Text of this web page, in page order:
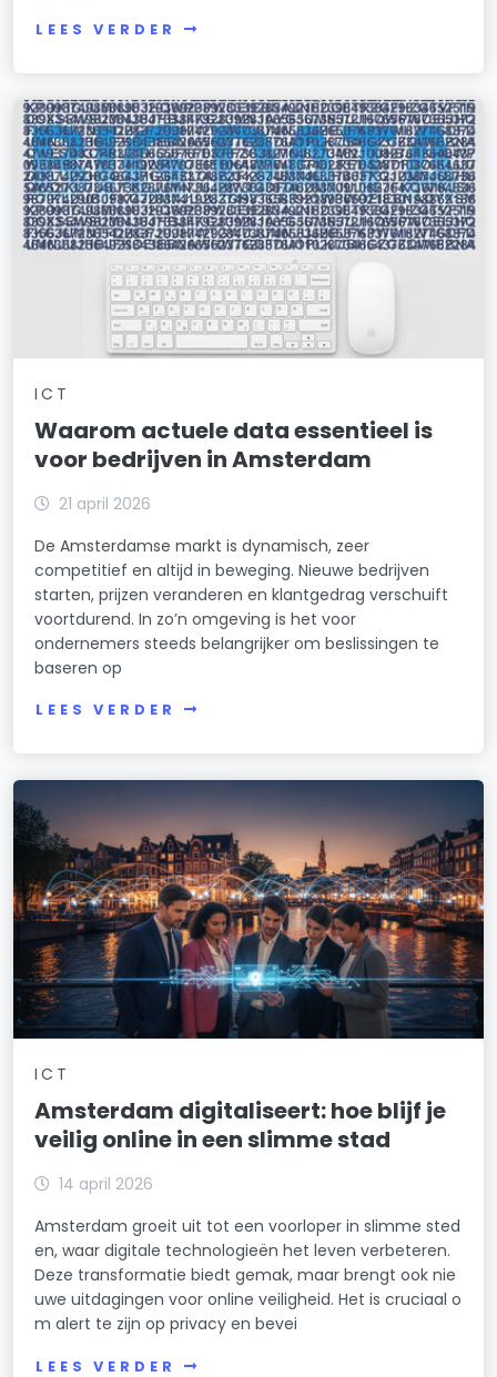
LEES VERDER
ICT
Waarom actuele data essentieel is
voor bedrijven in Amsterdam
21 april 2026
De Amsterdamse markt is dynamisch, zeer
competitief en altijd in beweging. Nieuwe bedrijven
starten, prijzen veranderen en klantgedrag verschuift
voortdurend. In zo’n omgeving is het voor
ondernemers steeds belangrijker om beslissingen te
baseren op
LEES VERDER
ICT
Amsterdam digitaliseert: hoe blijf je
veilig online in een slimme stad
14 april 2026
Amsterdam groeit uit tot een voorloper in slimme sted
en, waar digitale technologieën het leven verbeteren.
Deze transformatie biedt gemak, maar brengt ook nie
uwe uitdagingen voor online veiligheid. Het is cruciaal o
m alert te zijn op privacy en bevei
LEES VERDER